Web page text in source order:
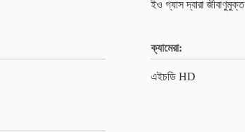
ইও গ্যাস দ্বারা জীবাণুমুক্ত
ক্যামেরা:
এইচডি HD